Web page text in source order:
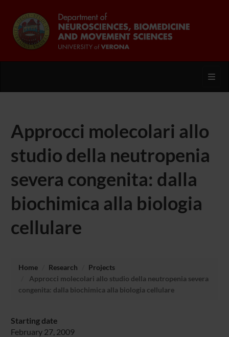
Approcci molecolari allo
studio della neutropenia
severa congenita: dalla
biochimica alla biologia
cellulare
Home Research
Projects
Approcci molecolari allo studio della neutropenia severa
congenita: dalla biochimica alla biologia cellulare
Starting date
February 27, 2009